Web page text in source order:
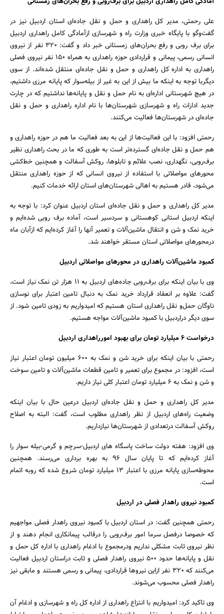
علی رحمتی، مدیر کل راهداری و حمل و نقل جاده‌ای استان اردبیل نیز در
گفت‌وگو با پایگاه خبری وزارت راه و شهرسازی ازآمادگی کامل راهداری اردبیل
برای برف روبی و رفع بحران‌های زمستانی خبر داد و گفت: 320 نفر از نیروی
انسانی رسمی، پیمانی و قراردادی حوزه راهداری به همراه 150 نفر نیروی فصلی
راهداری به اداره کل راهداری و حمل و نقل جاده‌ای منتقل شده‌اند. از سوی
دیگربا توجه به اینکه ما بیش از این به غیر از بیله‌سوار که پایانه مرزی داشتیم،
در هیچ شهرستانی اداره‌ای به نام حمل و نقل و پایانه‌ها نداشتیم که در چارت
جدید ادارات راه و شهرسازی شهرستان‌ها با نام اداره راهداری و حمل و نقل
جاده‌ای در شهرستان‌ها فعالیت می‌کنند.
رحمتی افزود: با این فعالیت‌ها از این به بعد فعالیت ما هم در حوزه راهداری و
هم حمل و نقل جاده‌ای گسترده‌تر است به طوری که ما در بحث راهداری نظیر
برف‌روبی، نگهداری، نصب علائم و تابلوها، روکش آسفالت و همچنین خط‌کشی
محورهای مواصلاتی با استفاده از نیروی انسانی که از حوزه راهداری منتقل
می‌شود، قادر هستیم به اهالی شهرستان‌های استان ارائه خدمات کنیم.
مدیر کل راهداری و حمل و نقل جاده‌ای استان اردبیل عنوان کرد: با توجه به
اینکه اردبیل استانی کوهستانی و سردسیر است، آماده برف روبی شده‌ایم و
خرید نمک و شن و انتقال ماشین‌آلات و تعمیر آنها را آغاز کرده‌ایم که ازآبان ماه
درمحورهای مواصلاتی استان مستقر خواهند شد.
کمبود ماشین‌آلات راهداری در محورهای مواصلاتی اردبیل
وی با بیان اینکه برای برف‌روبی جاده‌های اردبیل به 11 هزار تن نمک نیاز است،
گفت: علاوه بر انعقاد قرارداد خرید نمک به دنبال تامین اعتبار برای نوسازی
ناوگان حمل‌و نقل راهداری استان هستیم که امیدواریم به زودی تامین شود. از
سوی دیگر دراردبیل با کمبود ماشین‌آلات مواجه هستیم.
درخواست 6 میلیارد تومان برای بهبود امورراهداری اردبیل
رحمتی با بیان اینکه برای خرید شن و نمک به 600 میلیون تومان اعتبار نیاز
است، افزود: در مجموع برای تعمیر و تامین قطعات ماشین‌آلات و تامین سوخت
و شن و نمک به 6 میلیارد تومان اعتبار کلی نیاز داریم.
مدیر کل راهداری و حمل و نقل جاده‌ای اردبیل درعین حال با بیان اینکه
وضعیت راه‌های اردبیل از نظر راهداری مطلوب است، گفت: البته به اصلاح
روکش آسفالت درتعدادی از شهرستان‌ها نیازداریم.
وی افزود: هفته دولت ساخت پاسگاه های اردبیل-سرچم و گرمی-بیله سوار را
آغاز کرده‌ایم که تا پایان سال 96 به بهره برداری می‌رسند. همچنین
محوطه‌سازی پایانه مرزی با اعتبار 13 میلیارد تومان شروع شده که روبه اتمام
است.
کمبود نیروی راهدار فصلی در اردبیل
رحمتی همچنین گفت: در استان اردبیل با کمبود نیروی راهدار فصلی مواجهیم
که خصوصا درفصل سرما امور برف‌روبی را درقالب پیمانکاری انجام دهند و از
نظر نیروی ثابت مشکلی نداریم ودرمجموع با ادغام راهداری با اداره کل حمل و
نقل و پایانه‌ها حدود 500 نیروی راهدار فصلی و ثابت دراستان اردبیل فعالیت
می‌کنند که 320 نفر ازاین نیروها قراردادی، پیمانی و رسمی هستند و مابقی نیز
راهدار فصلی محسوب می‌شوند.
وی تاکید کرد: امیدواریم با انتزاع راهداری از اداره کل راه و شهرسازی و ادغام آن